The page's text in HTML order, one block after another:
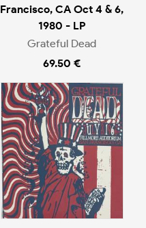
Francisco, CA Oct 4 & 6,
1980 - LP
Grateful Dead
69.50 €